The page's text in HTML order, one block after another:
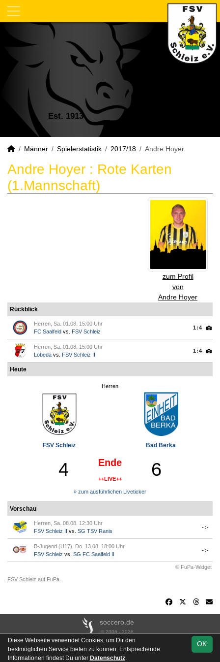
Est. 1913
Männer Spielerstatistik 2017/18 Andre Hoyer
Andre Hoyer : Rote Karten
(1.Mannschaft)
zum Profil
von
Andre Hoyer
Rückblick
Herren, Sa. 01.08. 15:00 Uhr
FC Saalfeld vs. FSV Schleiz
1:4
Herren, Sa. 01.08. 15:00 Uhr
Lobeda vs. FSV Schleiz II
1:4
Heute
Herren
FSV Schleiz Bad Berka
4 Ende
++LIVE++ 6
» zum ausführlichen Liveticker
Vorschau
Herren, Sa. 08.08. 12:30 Uhr
FSV Schleiz II vs. SG TSV Ranis
-:-
B-Jugend (U17), Do. 13.08. 18:00 Uhr
FSV Schleiz vs. SG FC Saalfeld II
-:-
© FuPa-Widget
FSV Schleiz auf FuPa
soccero.de
© 2006 - 2026
Besucherstatistik Kontakt Impressum Links
Datenschutz
Stadion- & Hausordnung
Gästebuch
OK
Diese Webseite verwendet Cookies, um Dir den
bestmöglichen Service bieten zu können. Entsprechende
Informationen findest Du unter Datenschutz.